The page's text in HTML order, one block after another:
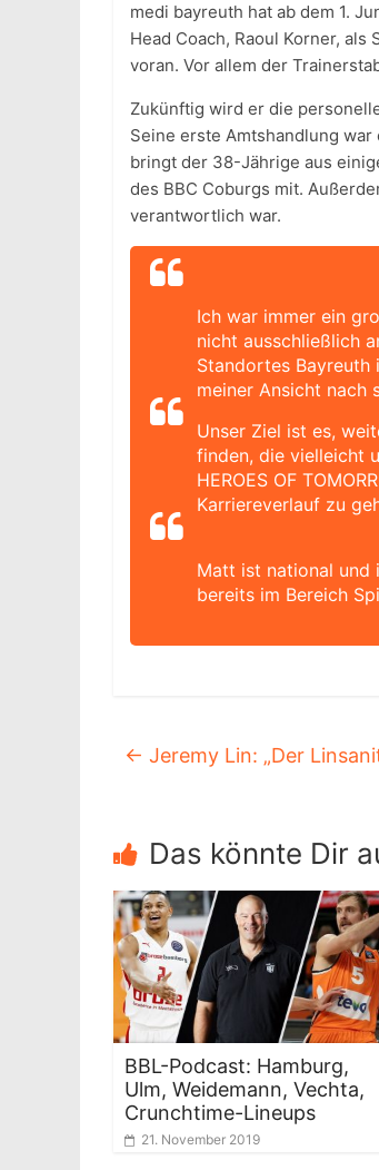
medi bayreuth hat ab dem 1.
Head Coach, Raoul Korner,
voran. Vor allem der
Zukünftig wird er die
Seine erste Amtshandlung
bringt der 38-Jährige aus
des BBC Coburgs mit.
verantwortlich war.
Ich war immer ein
nicht ausschließlich
Standortes
meiner Ansicht nach
Unser Ziel ist es,
finden, die vielleicht
HEROES OF
Karriereverlauf zu
Matt ist national und
bereits im Bereich
← Jeremy Lin: „Der
Das könnte Dir
BBL-Podcast: Hamburg,
Ulm, Weidemann, Vechta,
Crunchtime-Lineups
21. November 2019